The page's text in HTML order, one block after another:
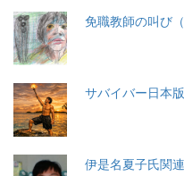
免職教師の叫び
サバイバー日本
伊是名夏子氏関連